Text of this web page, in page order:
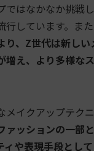
ではなかなか挑戦
行しています。ま
り、Z世代は新し
増え、より多様な
メイクアップテク
ァッションの一部
ィや表現手段とし